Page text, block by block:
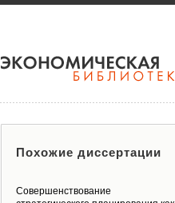
Похожие диссертации
Совершенствование